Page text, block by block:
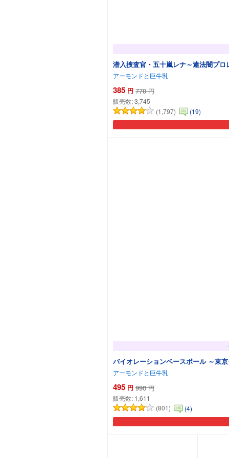
潜入捜査官・五十嵐レナ～違法闇プ
アーモンドと巨牛乳
385 円 770 円
販売数:3,745
(1,797)
(19)
バイオレーションベースボール ～東
アーモンドと巨牛乳
495 円 990 円
販売数: 1,611
(801)
(4)